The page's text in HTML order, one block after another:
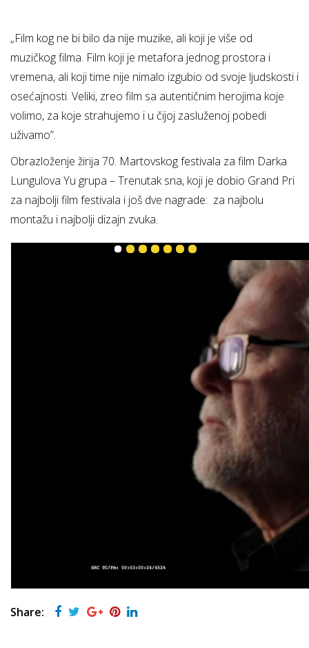
„Film kog ne bi bilo da nije muzike, ali koji je više od
muzičkog filma. Film koji je metafora jednog prostora i
vremena, ali koji time nije nimalo izgubio od svoje ljudskosti i
osećajnosti. Veliki, zreo film sa autentičnim herojima koje
volimo, za koje strahujemo i u čijoj zasluženoj pobedi
uživamo”.
Obrazloženje žirija 70. Martovskog festivala za film Darka
Lungulova Yu grupa – Trenutak sna, koji je dobio Grand Pri
za najbolji film festivala i još dve nagrade: za najbolu
montažu i najbolji dizajn zvuka.
Share: